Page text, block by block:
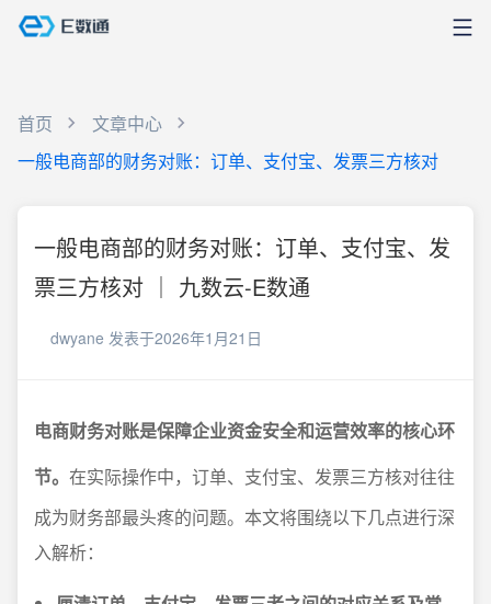
首页
文章中心
一般电商部的财务对账：订单、支付宝、发票三方核对
一般电商部的财务对账：订单、支付宝、发
票三方核对 ｜ 九数云-E数通
dwyane 发表于2026年1月21日
电商财务对账是保障企业资金安全和运营效率的核心环
节。 在实际操作中，订单、支付宝、发票三方核对往往
成为财务部最头疼的问题。本文将围绕以下几点进行深
入解析：